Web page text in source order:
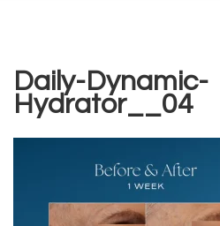
Daily-Dynamic-
Hydrator__04